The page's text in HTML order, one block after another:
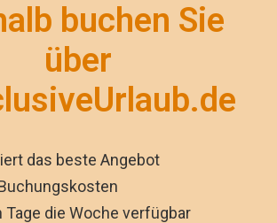
buchen Sie
über
das beste Angebot
Tage die Woche verfügbar